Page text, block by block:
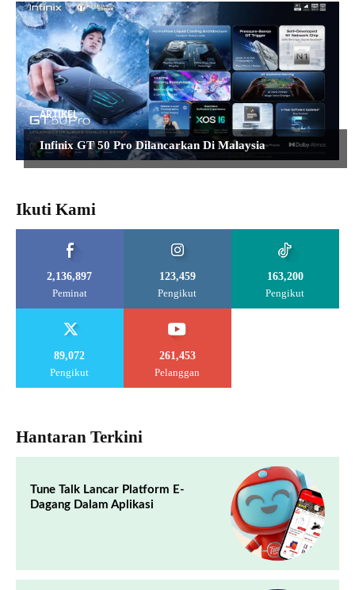
ARTIKEL
Infinix GT 50 Pro Dilancarkan Di Malaysia
Ikuti Kami
2,136,897
Peminat
123,459
Pengikut
163,200
Pengikut
89,072
Pengikut
261,453
Pelanggan
Hantaran Terkini
Tune Talk Lancar Platform E-
Dagang Dalam Aplikasi